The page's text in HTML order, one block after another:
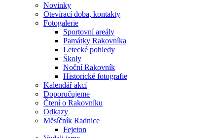
Novinky
Otevírací doba, kontakty
Fotogalerie
Sportovní areály
Památky Rakovníka
Letecké pohledy
Školy
Noční Rakovník
Historické fotografie
Kalendář akcí
Doporučujeme
Čtení o Rakovníku
Odkazy
Měsíčník Radnice
Fejeton